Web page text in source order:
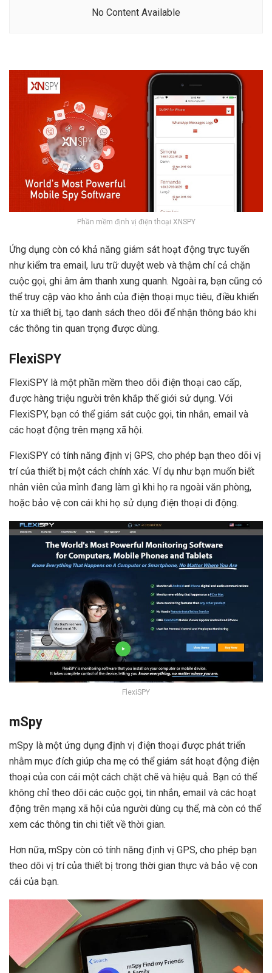
No Content Available
Phần mềm định vị điện thoại XNSPY
Ứng dụng còn có khả năng giám sát hoạt động trực tuyến
như kiểm tra email, lưu trữ duyệt web và thậm chí cả chặn
cuộc gọi, ghi âm âm thanh xung quanh. Ngoài ra, bạn cũng có
thể truy cập vào kho ảnh của điện thoại mục tiêu, điều khiển
từ xa thiết bị, tạo danh sách theo dõi để nhận thông báo khi
các thông tin quan trọng được dùng.
FlexiSPY
FlexiSPY là một phần mềm theo dõi điện thoại cao cấp,
được hàng triệu người trên khắp thế giới sử dụng. Với
FlexiSPY, bạn có thể giám sát cuộc gọi, tin nhắn, email và
các hoạt động trên mạng xã hội.
FlexiSPY có tính năng định vị GPS, cho phép bạn theo dõi vị
trí của thiết bị một cách chính xác. Ví dụ như bạn muốn biết
nhân viên của mình đang làm gì khi họ ra ngoài văn phòng,
hoặc bảo vệ con cái khi họ sử dụng điện thoại di động.
FlexiSPY
mSpy
mSpy là một ứng dụng định vị điện thoại được phát triển
nhằm mục đích giúp cha mẹ có thể giám sát hoạt động điện
thoại của con cái một cách chặt chẽ và hiệu quả. Bạn có thể
không chỉ theo dõi các cuộc gọi, tin nhắn, email và các hoạt
động trên mạng xã hội của người dùng cụ thể, mà còn có thể
xem các thông tin chi tiết về thời gian.
Hơn nữa, mSpy còn có tính năng định vị GPS, cho phép bạn
theo dõi vị trí của thiết bị trong thời gian thực và bảo vệ con
cái của bạn.